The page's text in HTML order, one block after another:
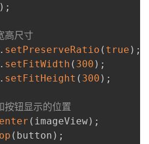
) ;
尺寸
. setPreserveRatio ( true ) ;
. setFitWidth ( 300 ) ;
. setFitHeight ( 300 ) ;
钮显示的位置
( imageView) ;
( button ) ;